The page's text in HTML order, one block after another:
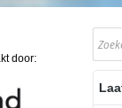
door: